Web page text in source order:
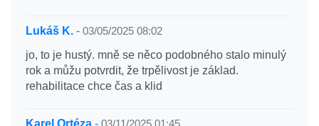
Lukáš K. - 03/05/2025 08:02
jo, to je hustý. mně se něco podobného stalo minulý
rok a můžu potvrdit, že trpělivost je základ.
rehabilitace chce čas a klid
Karel Ortéza - 03/11/2025 01:45